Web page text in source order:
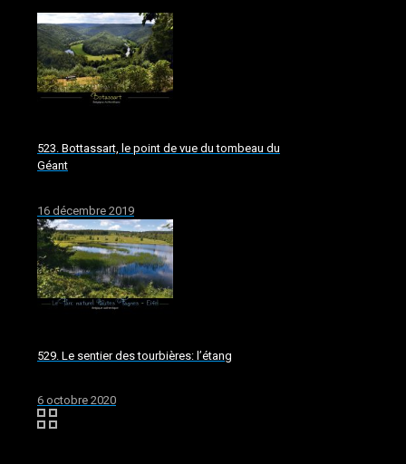
523. Bottassart, le point de vue du tombeau du
Géant
16 décembre 2019
529. Le sentier des tourbières: l’étang
6 octobre 2020